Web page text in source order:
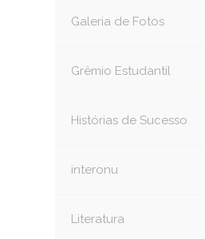
Galeria de Fotos
Grêmio Estudantil
Histórias de Sucesso
interonu
Literatura